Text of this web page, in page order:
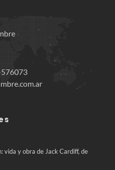
vida y obra de Jack Cardiff, de